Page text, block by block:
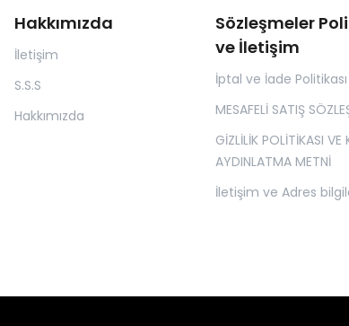
Hakkımızda
İletişim
S.S.S
Hakkımızda
Sözleşmeler
ve İletişim
İptal ve İade Politikası
MESAFELİ SATIŞ
GİZLİLİK POLİTİKASI VE
AYDINLATMA METNİ
İletişim ve Adres